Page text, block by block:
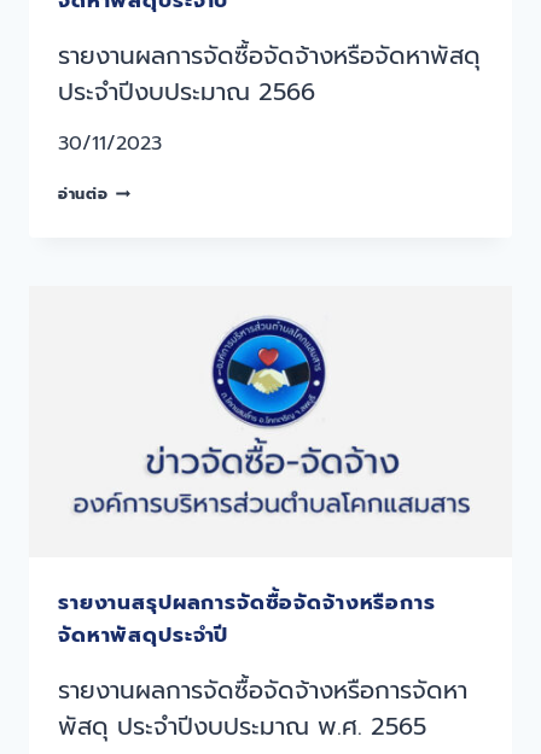
รายงานผลการจัดซื้อจัดจ้างหรือจัดหาพัสดุ
ประจำปีงบประมาณ 2566
30/11/2023
อ่านต่อ
รายงานสรุปผลการจัดซื้อจัดจ้างหรือการ
จัดหาพัสดุประจำปี
รายงานผลการจัดซื้อจัดจ้างหรือการจัดหา
พัสดุ ประจำปีงบประมาณ พ.ศ. 2565